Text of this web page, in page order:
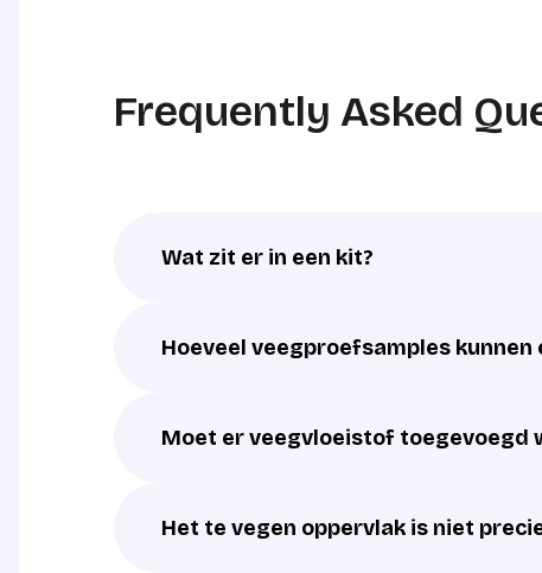
Frequently Asked
Wat zit er in een kit?
Hoeveel veegproefsamples kunnen
Moet er veegvloeistof toegevoegd
Het te vegen oppervlak is niet